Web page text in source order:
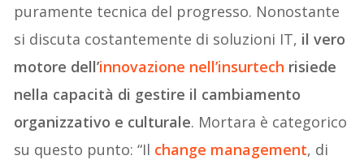
puramente tecnica del progresso. Nonostante
si discuta costantemente di soluzioni IT, il vero
motore dell’innovazione nell’insurtech risiede
nella capacità di gestire il cambiamento
organizzativo e culturale. Mortara è categorico
su questo punto: “Il change management, di